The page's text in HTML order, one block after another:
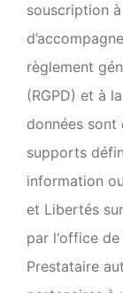
souscription
règlement
(RGPD) et à
données
supports
information
et Libertés
par l‘office
Prestataire